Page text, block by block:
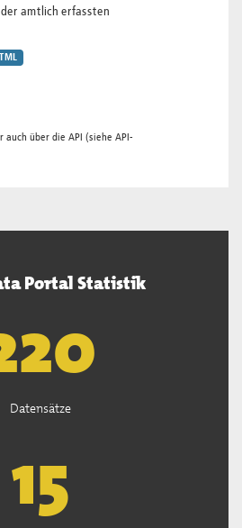
amtlich erfassten
auch über die API (siehe API-
Portal Statistik
Datensätze
15